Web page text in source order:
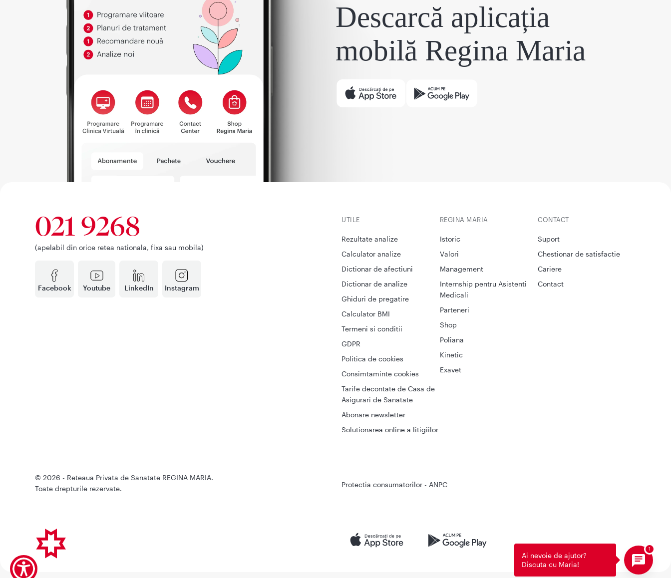
Descarcă aplicația
mobilă Regina Maria
Facebook Youtube LinkedIn Instagram
021 9268
(apelabil din orice retea nationala, fixa sau mobila)
UTILE
Rezultate analize
Calculator analize
Dictionar de afectiuni
Dictionar de analize
Ghiduri de pregatire
Calculator BMI
Termeni si conditii
GDPR
Politica de cookies
Consimtaminte cookies
Tarife decontate de Casa de
Asigurari de Sanatate
Abonare newsletter
Solutionarea online a litigiilor
CONTACT
Suport
Chestionar de satisfactie
Cariere
Contact
REGINA MARIA
Istoric
Valori
Management
Internship pentru Asistenti
Medicali
Parteneri
Shop
Poliana
Kinetic
Exavet
Protectia consumatorilor - ANPC
© 2026 - Reteaua Privata de Sanatate REGINA MARIA.
Toate drepturile rezervate.
Ai nevoie de ajutor?
Discuta cu Maria!